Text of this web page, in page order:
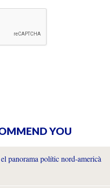
YOU
panorama polític nord-americà